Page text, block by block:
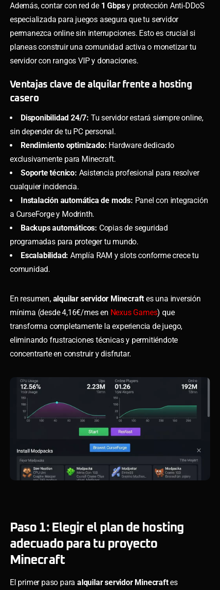
Además, contar con red de 1 Gbpsy protección Anti-DDoS
especializada para juegos asegura que tu servidor
permanezca online sin interrupciones. Esto es crucial si
planeas construir una comunidad activa o monetizar tu
servidor con rangos VIP y donaciones.
Ventajas clave de alquilar frente a hosting
casero
Disponibilidad 24/7: Tu servidor estará siempre online,
sin depender de tu PC personal.
Rendimiento optimizado: Hardware dedicado
exclusivamente para Minecraft.
Soporte técnico: Asistencia profesional para resolver
cualquier incidencia.
Instalación automática de mods: Panel con integración
a CurseForge y Modrinth.
Backups automáticos: Copias de seguridad
programadas para proteger tu mundo.
Escalabilidad: Amplía RAM y slots conforme crece tu
comunidad.
En resumen, alquilar servidor Minecraft es una inversión
mínima (desde 4,16€/mes en Nexus Games) que
transforma completamente la experiencia de juego,
eliminando frustraciones técnicas y permitiéndote
concentrarte en construir y disfrutar.
Paso 1: Elegir el plan de hosting
adecuado para tu proyecto
Minecraft
El primer paso para alquilar servidor Minecraftes